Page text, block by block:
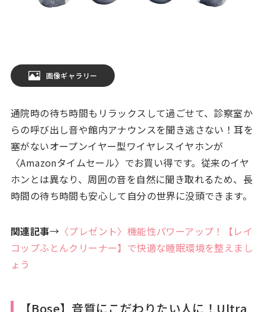
画像ギャラリー
通院時の待ち時間もリラックスして過ごせて、診察室か
らの呼び出し音や館内アナウンスを聞き逃さない！耳を
塞がないオープンイヤー型ワイヤレスイヤホンが
〈Amazonタイムセール〉でお買い得です。従来のイヤ
ホンとは異なり、周囲の音を自然に聞き取れるため、長
時間の待ち時間も安心して自分の世界に没頭できます。
関連記事→〈プレゼント〉機能性パワーアップ！【レイ
コップふとんクリーナー】で快適な睡眠環境を整えまし
ょう
【Bose】音質にこだわりたい人に！Ultra